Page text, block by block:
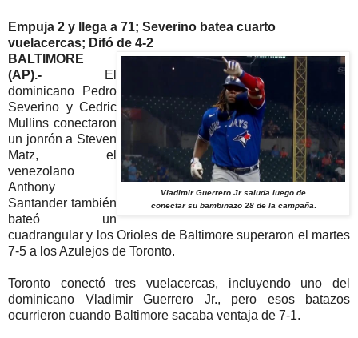
Empuja 2 y llega a 71; Severino batea cuarto
vuelacercas; Difó de 4-2
Vladimir Guerrero Jr saluda luego de
conectar su bambinazo 28 de la campaña.
BALTIMORE
(AP).-
El
dominicano Pedro
Severino y Cedric
Mullins conectaron
un jonrón a Steven
Matz, el
venezolano
Anthony
Santander también
bateó un
cuadrangular y los Orioles de Baltimore superaron el martes
7-5 a los Azulejos de Toronto.
Toronto conectó tres vuelacercas, incluyendo uno del
dominicano Vladimir Guerrero Jr., pero esos batazos
ocurrieron cuando Baltimore sacaba ventaja de 7-1.